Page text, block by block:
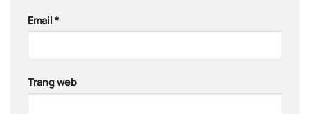
Email *
Trang web